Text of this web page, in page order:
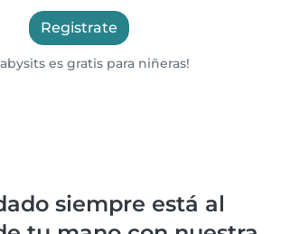
Registrate
es gratis para niñeras!
siempre está al